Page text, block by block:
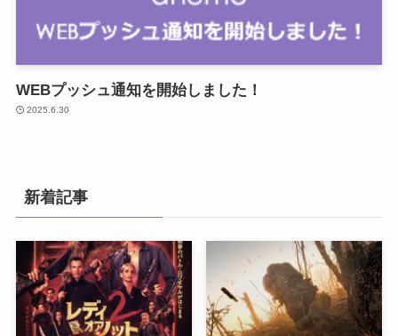
WEBプッシュ通知を開始しました！
2025.6.30
新着記事